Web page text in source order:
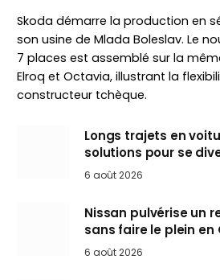
Skoda démarre la production en
son usine de Mlada Boleslav. Le
7 places est assemblé sur la
Elroq et Octavia, illustrant la
constructeur tchèque.
Longs trajets en
solutions pour se
6 août 2026
Nissan pulvérise un
sans faire le plein en
6 août 2026